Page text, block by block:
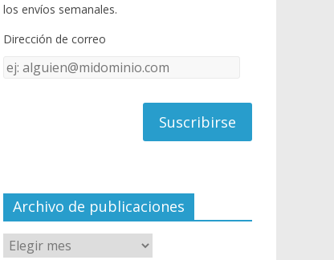
o
k e
C
el
los envíos semanales.
Dirección de correo
Dirección
Archivo de publicaciones